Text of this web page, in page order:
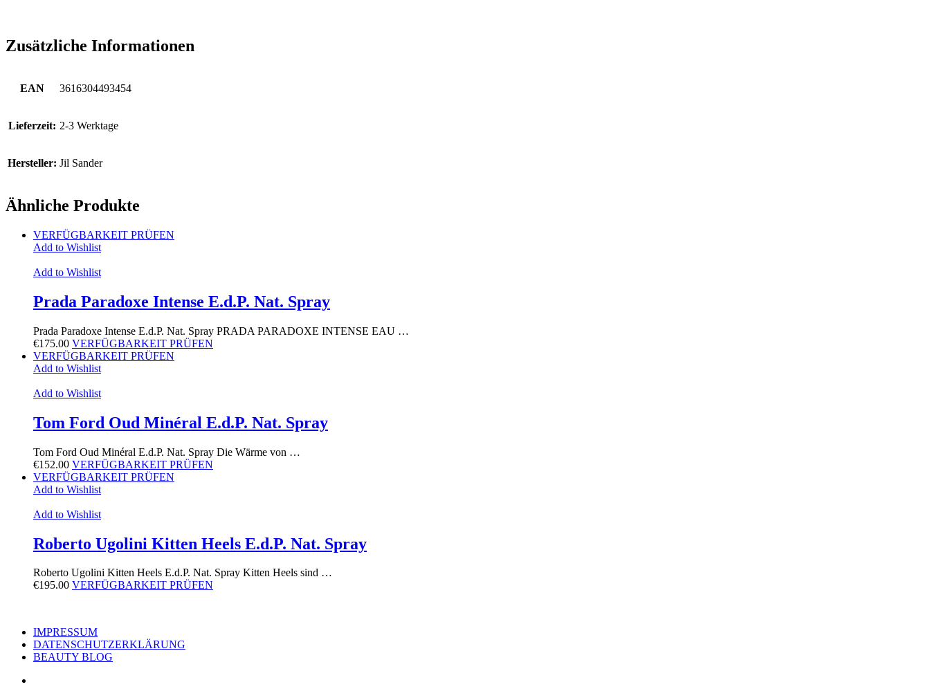
Zusätzliche Informationen
EAN 3616304493454
Lieferzeit: 2-3 Werktage
Hersteller: Jil Sander
Ähnliche Produkte
VERFÜGBARKEIT PRÜFEN
Add to Wishlist
Add to Wishlist
Prada Paradoxe Intense E.d.P. Nat. Spray
Prada Paradoxe Intense E.d.P. Nat. Spray PRADA PARADOXE INTENSE EAU …
€175.00 VERFÜGBARKEIT PRÜFEN
VERFÜGBARKEIT PRÜFEN
Add to Wishlist
Add to Wishlist
Tom Ford Oud Minéral E.d.P. Nat. Spray
Tom Ford Oud Minéral E.d.P. Nat. Spray Die Wärme von …
€152.00 VERFÜGBARKEIT PRÜFEN
VERFÜGBARKEIT PRÜFEN
Add to Wishlist
Add to Wishlist
Roberto Ugolini Kitten Heels E.d.P. Nat. Spray
Roberto Ugolini Kitten Heels E.d.P. Nat. Spray Kitten Heels sind …
€195.00 VERFÜGBARKEIT PRÜFEN
IMPRESSUM
DATENSCHUTZERKLÄRUNG
BEAUTY BLOG